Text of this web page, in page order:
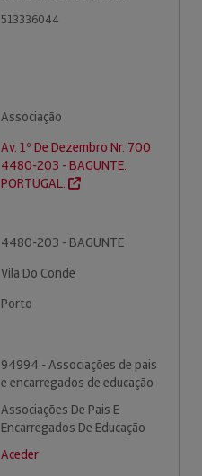
513336044
Associação
Av. 1º De Dezembro Nr. 700
4480-203 - BAGUNTE.
PORTUGAL.
4480-203 - BAGUNTE
Vila Do Conde
Porto
94994 - Associações de pais
e encarregados de educação
Associações De Pais E
Encarregados De Educação
Aceder